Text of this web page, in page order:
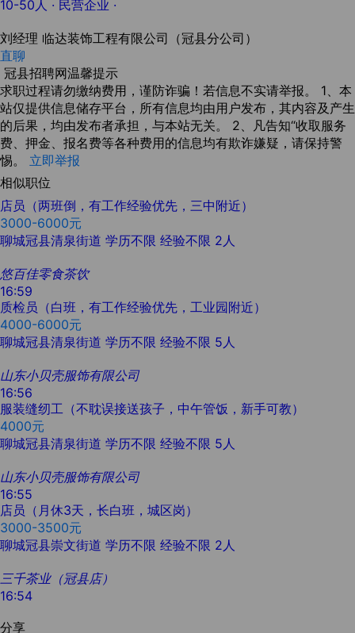
10-50人 · 民营企业 ·
刘经理 临达装饰工程有限公司（冠县分公司）
直聊
冠县招聘网温馨提示
求职过程请勿缴纳费用，谨防诈骗！若信息不实请举报。 1、本
站仅提供信息储存平台，所有信息均由用户发布，其内容及产生
的后果，均由发布者承担，与本站无关。 2、凡告知“收取服务
费、押金、报名费等各种费用的信息均有欺诈嫌疑，请保持警
惕。 立即举报
相似职位
店员（两班倒，有工作经验优先，三中附近）
3000-6000元
聊城冠县清泉街道 学历不限 经验不限 2人
悠百佳零食茶饮
16:59
质检员（白班，有工作经验优先，工业园附近）
4000-6000元
聊城冠县清泉街道 学历不限 经验不限 5人
山东小贝壳服饰有限公司
16:56
服装缝纫工（不耽误接送孩子，中午管饭，新手可教）
4000元
聊城冠县清泉街道 学历不限 经验不限 5人
山东小贝壳服饰有限公司
16:55
店员（月休3天，长白班，城区岗）
3000-3500元
聊城冠县崇文街道 学历不限 经验不限 2人
三千茶业（冠县店）
16:54
分享